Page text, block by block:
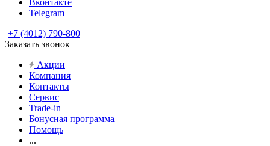
Вконтакте
Telegram
+7 (4012) 790-800
Заказать звонок
Акции
Компания
Контакты
Сервис
Trade-in
Бонусная программа
Помощь
...